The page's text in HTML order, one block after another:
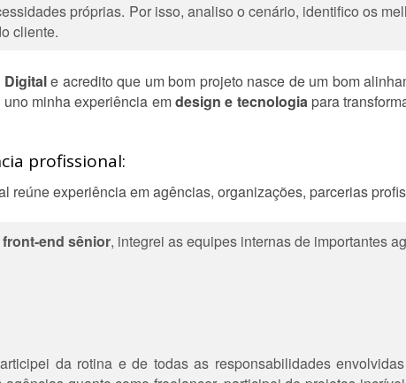
próprias. Por isso, analiso o cenário, identifico os
cliente.
Digitale acredito que um bom projeto nasce de um bom
minha experiência emdesign e tecnologiapara
profissional:
reúne experiência em agências, organizações, parcerias
end sênior, integrei as equipes internas de importantes
da rotina e de todas as responsabilidades